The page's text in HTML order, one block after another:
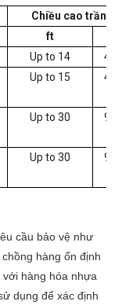
Chiều cao trần
ft
Up to 14
4.3
Up to 15 4.6
Up to 30 9.1
Up to 30 9.1
cầu bảo vệ như
hàng ổn định
hàng hóa nhựa
dụng để xác định